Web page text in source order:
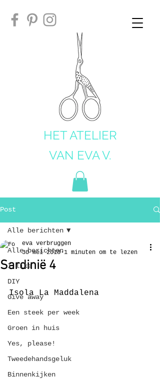
HET ATELIER
VAN EVA V.
Post
Alle berichten
I like
DIY
Give away
Een steek per week
Groen in huis
Yes, please!
Tweedehandsgeluk
Binnenkijken
Alle berichten
Sardinië 4
eva verbruggen
30 mei 2018 1 minuten om te lezen
Isola La Maddalena